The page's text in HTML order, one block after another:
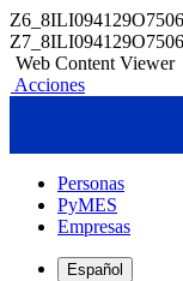
Web Content Viewer
Acciones
Personas
PyMES
Empresas
Español